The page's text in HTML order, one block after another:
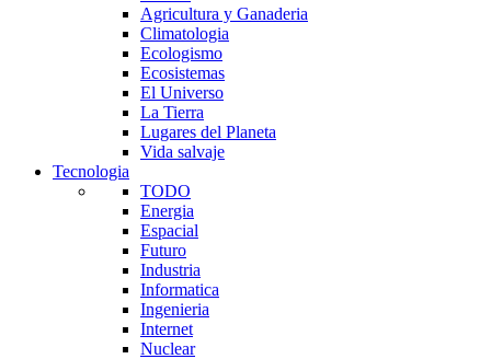
Agricultura y Ganaderia
Climatologia
Ecologismo
Ecosistemas
El Universo
La Tierra
Lugares del Planeta
Vida salvaje
Tecnologia
TODO
Energia
Espacial
Futuro
Industria
Informatica
Ingenieria
Internet
Nuclear